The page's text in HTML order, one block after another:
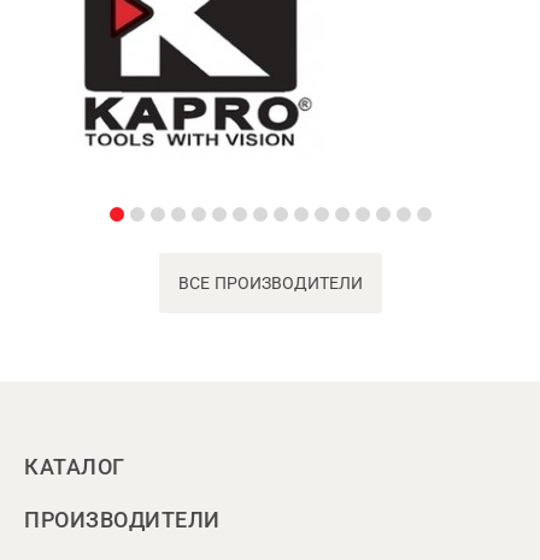
ВСЕ ПРОИЗВОДИТЕЛИ
КАТАЛОГ
ПРОИЗВОДИТЕЛИ